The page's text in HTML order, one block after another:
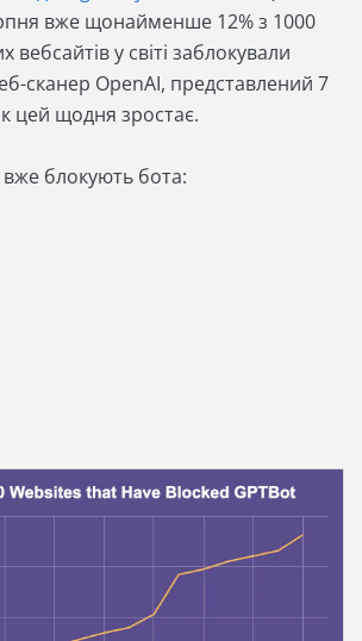
вже щонайменше 12% з 1000
у світі заблокували
сканер OpenAI, представлений 7
цей щодня зростає.
вже блокують бота: